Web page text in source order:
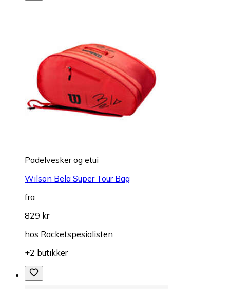
Padelvesker og etui
Wilson Bela Super Tour Bag
fra
829 kr
hos Racketspesialisten
+2 butikker